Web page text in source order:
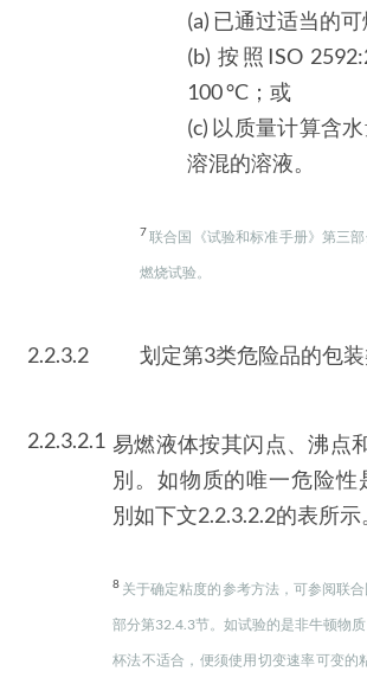
(a) 已通过适当的
(b) 按照ISO
100 °C；或
(c) 以质量计算含
溶混的溶液。
7联合国《试验和标准手册》第三
燃烧试验。
2.2.3.2 划定第3类危险品的包
2.2.3.2.1 易燃液体按其闪点、沸点
別。如物质的唯一危险
別如下文2.2.3.2.2的表所示
8 关于确定粘度的参考方法，可参阅联
部分第32.4.3节。如试验的是非牛顿物
杯法不适合，便须使用切变速率可变的